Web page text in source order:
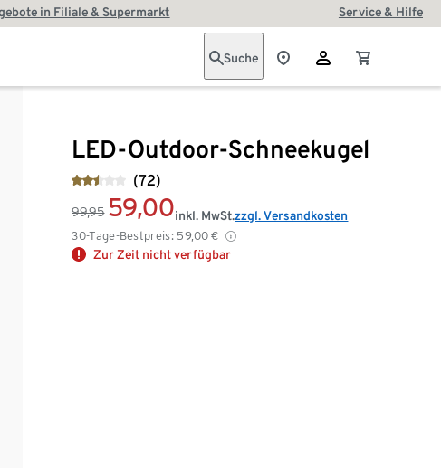
in Filiale & Supermarkt Service & Hilfe
Suche
LED-Outdoor-Schneekugel
(72)
99,95 59,00
30-Tage-Bestpreis: 59,00 €
inkl. MwSt.zzgl. Versandkosten
Zur Zeit nicht verfügbar